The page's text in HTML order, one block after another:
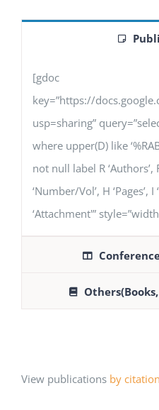
[gdoc
key=”https://
usp=sharing”
where upper(D) like
not null label R ‘Authors’,
‘Number/Vol’, H ‘Pages’, I
‘Attachment'”
View publications by citation